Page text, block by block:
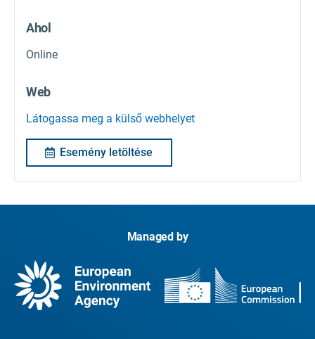
Ahol
Online
Web
Látogassa meg a külső webhelyet
Esemény letöltése
Managed by